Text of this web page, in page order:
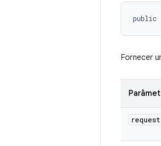
public
Fornecer
request